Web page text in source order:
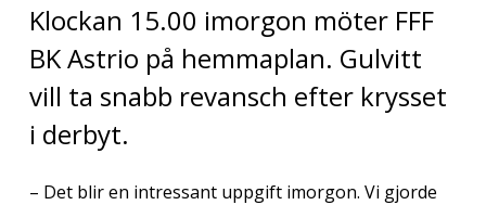
Klockan 15.00 imorgon möter FFF
BK Astrio på hemmaplan. Gulvitt
vill ta snabb revansch efter krysset
i derbyt.
– Det blir en intressant uppgift imorgon. Vi gjorde